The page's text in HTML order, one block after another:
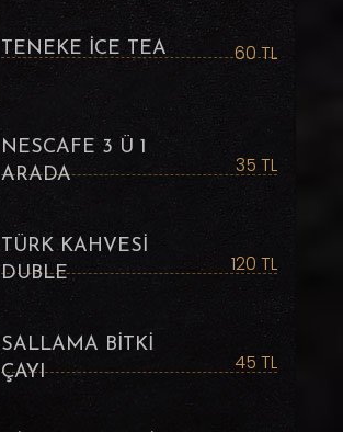
TENEKE İCE TEA 60 TL
NESCAFE 3 Ü 1
ARADA
35 TL
TÜRK KAHVESİ
DUBLE
120 TL
SALLAMA BİTKİ
ÇAYI
45 TL